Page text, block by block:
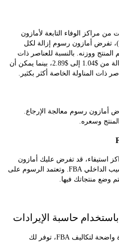
الوفاء التابعة لأمازون
أمازون رسوم إزالة لكل
بالنسبة للعناصر ذات
الحجم القياسي، تتراوح رسوم الإزالة من $1.04 إلى $2.89، بينما يمكن أن
الخاصة أكثر بكثير.
رسوم معالجة الإرجاع.
قد تفرض عليك أمازون
رسومًا مقابل استخدام خدمة التنسيب الداخلي FBA. وتعتمد الرسوم على
فيها.
لمساعدتك في الحصول على صورة واضحة لتكاليف FBA، توفر لك